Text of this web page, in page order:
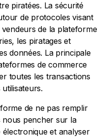
piratées. La sécurité
de protocoles visant
de la plateforme
les piratages et
données. La principale
de commerce
toutes les transactions
de ne pas remplir
pencher sur la
et analyser